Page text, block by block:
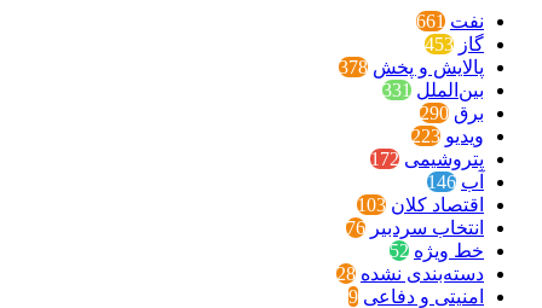
نفت 661
گاز 453
پالایش و پخش 378
بین‌الملل 331
برق 290
ویدیو 223
پتروشیمی 172
آب 146
اقتصاد کلان 103
انتخاب سردبیر 76
خط ویژه 52
دسته‌بندی نشده 28
امنیتی و دفاعی 9